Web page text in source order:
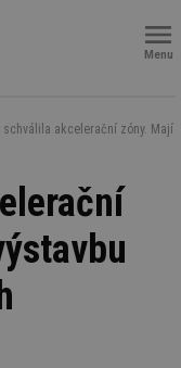
Menu
schválila akcelerační zóny. Mají